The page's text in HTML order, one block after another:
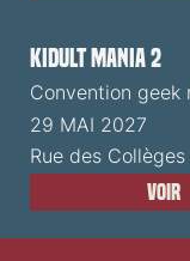
Kidult Mania 2
Convention geek
29 MAI 2027
Rue des
Voir